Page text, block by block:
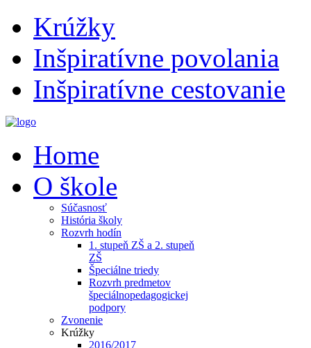
Krúžky
Inšpiratívne povolania
Inšpiratívne cestovanie
Home
O škole
Súčasnosť
História školy
Rozvrh hodín
1. stupeň ZŠ a 2. stupeň
ZŠ
Špeciálne triedy
Rozvrh predmetov
špeciálnopedagogickej
podpory
Zvonenie
Krúžky
2016/2017